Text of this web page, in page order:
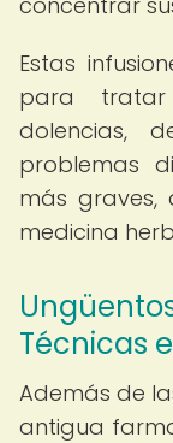
Estas
para
dolencias,
problemas
más
medicina
Técnicas
Además de
antigua